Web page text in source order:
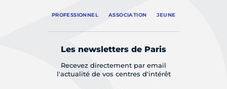
PROFESSIONNEL ASSOCIATION JEUNE
Les newsletters de Paris
Recevez directement par email
l'actualité de vos centres d'intérêt